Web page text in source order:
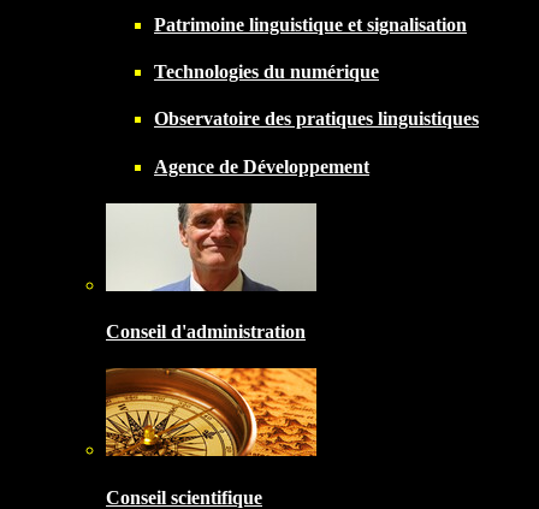
Patrimoine linguistique et signalisation
Technologies du numérique
Observatoire des pratiques linguistiques
Agence de Développement
Conseil d'administration
Conseil scientifique